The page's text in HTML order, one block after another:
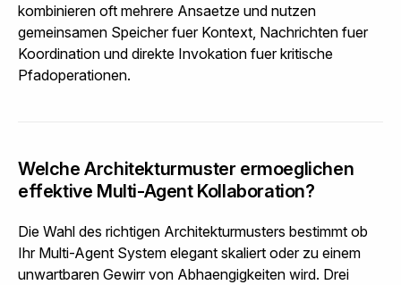
kombinieren oft mehrere Ansaetze und nutzen
gemeinsamen Speicher fuer Kontext, Nachrichten fuer
Koordination und direkte Invokation fuer kritische
Pfadoperationen.
Welche Architekturmuster ermoeglichen
effektive Multi-Agent Kollaboration?
Die Wahl des richtigen Architekturmusters bestimmt ob
Ihr Multi-Agent System elegant skaliert oder zu einem
unwartbaren Gewirr von Abhaengigkeiten wird. Drei